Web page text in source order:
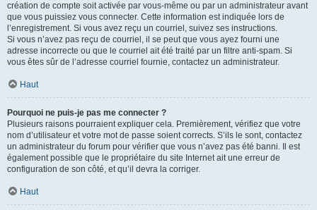
création de compte soit activée par vous-même ou par un administrateur avant
que vous puissiez vous connecter. Cette information est indiquée lors de
l’enregistrement. Si vous avez reçu un courriel, suivez ses instructions.
Si vous n’avez pas reçu de courriel, il se peut que vous ayez fourni une
adresse incorrecte ou que le courriel ait été traité par un filtre anti-spam. Si
vous êtes sûr de l’adresse courriel fournie, contactez un administrateur.
Haut
Pourquoi ne puis-je pas me connecter ?
Plusieurs raisons pourraient expliquer cela. Premièrement, vérifiez que votre
nom d’utilisateur et votre mot de passe soient corrects. S’ils le sont, contactez
un administrateur du forum pour vérifier que vous n’avez pas été banni. Il est
également possible que le propriétaire du site Internet ait une erreur de
configuration de son côté, et qu’il devra la corriger.
Haut